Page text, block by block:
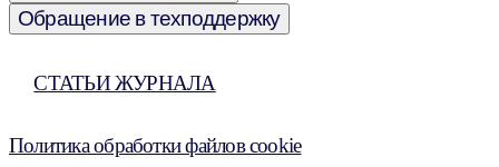
Обращение в техподдержку
СТАТЬИ ЖУРНАЛА
Политика обработки файлов cookie